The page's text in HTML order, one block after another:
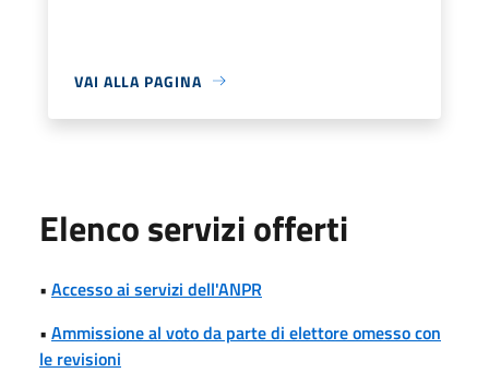
VAI ALLA PAGINA
Elenco servizi offerti
• Accesso ai servizi dell'ANPR
• Ammissione al voto da parte di elettore omesso con
le revisioni